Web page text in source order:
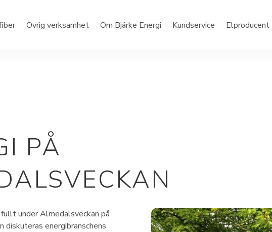
Övrig verksamhet Om Bjärke Energi Kundservice Elproducent
PÅ
under Almedalsveckan på
diskuteras energibranschens